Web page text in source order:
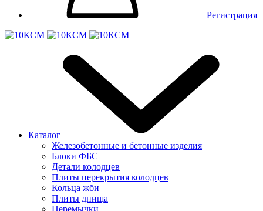
Регистрация
Каталог
Железобетонные и бетонные изделия
Блоки ФБС
Детали колодцев
Плиты перекрытия колодцев
Кольца жби
Плиты днища
Перемычки